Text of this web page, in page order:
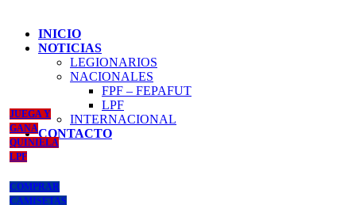
INICIO
NOTICIAS
LEGIONARIOS
NACIONALES
FPF – FEPAFUT
LPF
INTERNACIONAL
CONTACTO
JUEGA Y
GANA
QUINIELA
LPF
COMPRAR
CAMISETAS